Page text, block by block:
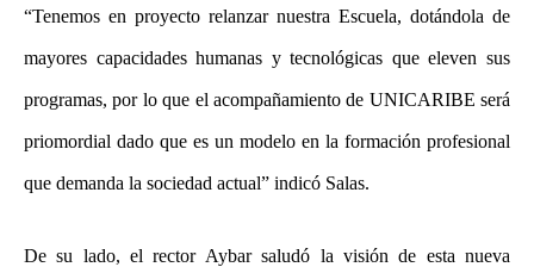
“Tenemos en proyecto relanzar nuestra Escuela, dotándola de
mayores capacidades humanas y tecnológicas que eleven sus
programas, por lo que el acompañamiento de UNICARIBE será
priomordial dado que es un modelo en la formación profesional
que demanda la sociedad actual” indicó Salas.
De su lado, el rector Aybar saludó la visión de esta nueva